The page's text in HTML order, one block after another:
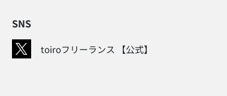
SNS
toiroフリーランス 【公式】